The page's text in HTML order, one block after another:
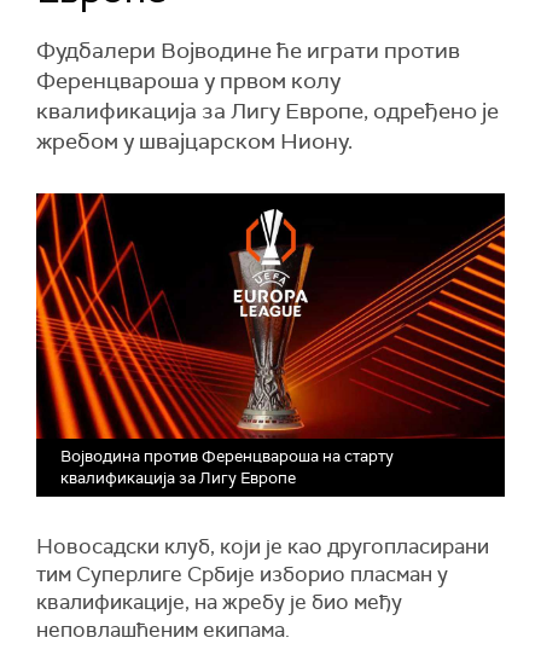
Фудбалери Војводине ће играти против
Ференцвароша у првом колу
квалификација за Лигу Европе, одређено је
жребом у швајцарском Ниону.
Војводина против Ференцвароша на старту
квалификација за Лигу Европе
Новосадски клуб, који је као другопласирани
тим Суперлиге Србије изборио пласман у
квалификације, на жребу је био међу
неповлашћеним екипама.